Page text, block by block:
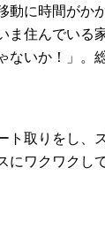
動に時間がか
ま住んでいる
ないか！」。
ト取りをし、
にワクワクし